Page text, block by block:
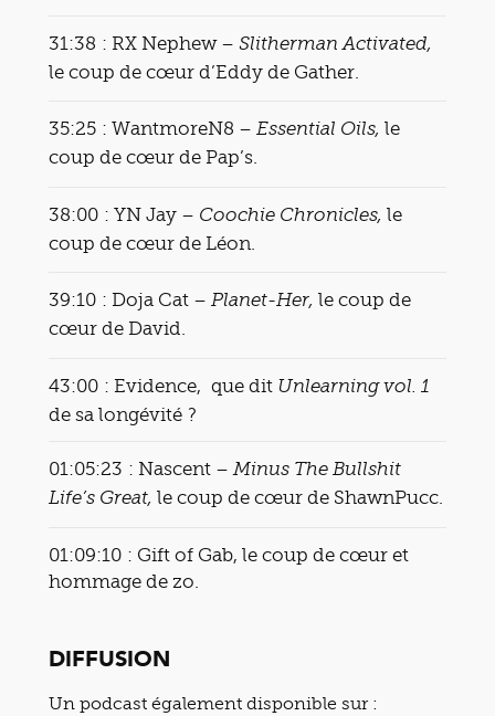
31:38 : RX Nephew – Slitherman Activated,
le coup de cœur d’Eddy de Gather.
35:25 : WantmoreN8 – Essential Oils, le
coup de cœur de Pap’s.
38:00 : YN Jay – Coochie Chronicles, le
coup de cœur de Léon.
39:10 : Doja Cat – Planet-Her, le coup de
cœur de David.
43:00 : Evidence, que dit Unlearning vol. 1
de sa longévité ?
01:05:23 : Nascent –Minus The Bullshit
Life’s Great, le coup de cœur de ShawnPucc.
01:09:10 : Gift of Gab, le coup de cœur et
hommage de zo.
DIFFUSION
Un podcast également disponible sur :